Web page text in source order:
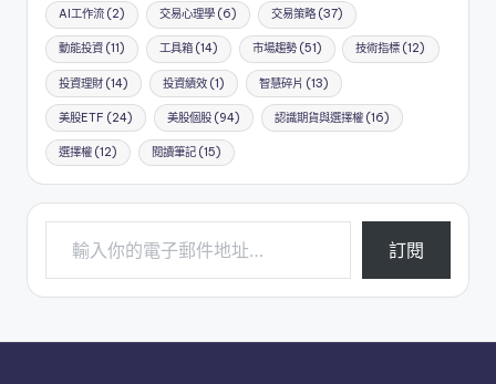
AI工作流 (2) 交易心理學(6) 交易策略(37)
動能投資 (11) 工具箱(14) 市場趨勢(51) 技術指標 (12)
投資理財 (14) 投資績效(1) 智慧碎片 (13)
美股ETF (24) 美股個股(94) 認識期貨與選擇權(16)
選擇權 (12) 閱讀筆記(15)
輸入你的電子郵件地址…
訂閱